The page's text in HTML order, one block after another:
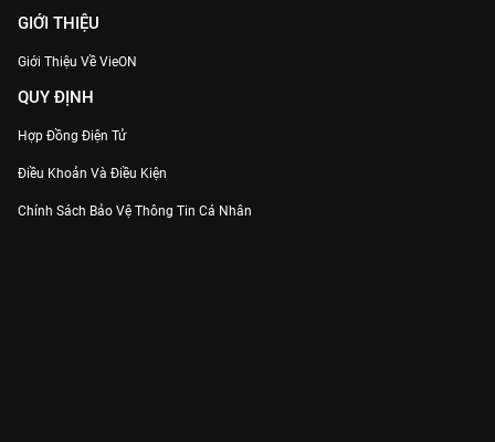
GIỚI THIỆU
Giới Thiệu Về VieON
QUY ĐỊNH
Hợp Đồng Điện Tử
Điều Khoản Và Điều Kiện
Chính Sách Bảo Vệ Thông Tin Cá Nhân